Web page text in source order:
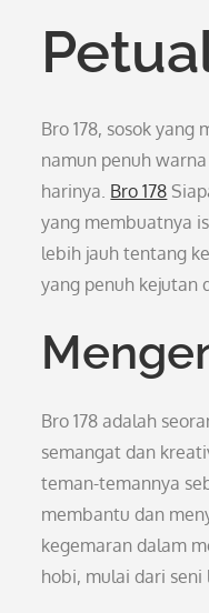
Bro 178, sosok
namun penuh
harinya. Bro 178
yang membuatnya
lebih jauh tentang
yang penuh kejutan
Bro 178 adalah
semangat dan
teman-temannya
membantu dan
kegemaran dalam
hobi, mulai dari